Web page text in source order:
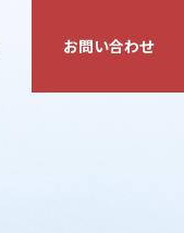
お問い合わせ